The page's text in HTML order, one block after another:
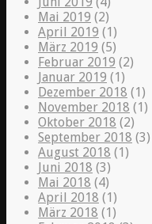
Mai 2019 (2)
April 2019 (1)
März 2019 (5)
Februar 2019 (2)
Januar 2019 (1)
Dezember 2018 (1)
November 2018 (1)
Oktober 2018 (2)
September 2018 (3)
August 2018 (1)
Juni 2018 (3)
Mai 2018 (4)
April 2018 (1)
März 2018 (1)